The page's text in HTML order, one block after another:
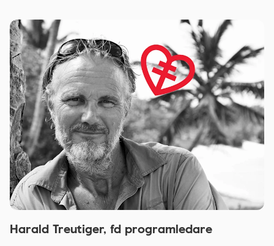
Harald Treutiger, fd programledare